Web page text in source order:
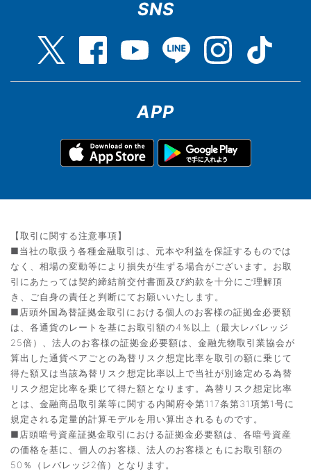
SNS
APP
【取引に関する注意事項】
■当社の取扱う各種金融取引は、元本や利益を保証するものでは
なく、相場の変動等により損失が生ずる場合がございます。お取
引にあたっては契約締結前交付書面及び約款を十分にご理解頂
き、ご自身の責任と判断にてお願いいたします。
■店頭外国為替証拠金取引における個人のお客様の証拠金必要額
は、各通貨のレートを基にお取引額の4％以上（最大レバレッジ
25倍）、法人のお客様の証拠金必要額は、金融先物取引業協会が
算出した通貨ペアごとの為替リスク想定比率を取引の額に乗じて
得た額又は当該為替リスク想定比率以上で当社が別途定める為替
リスク想定比率を乗じて得た額となります。為替リスク想定比率
とは、金融商品取引業等に関する内閣府令第117条第31項第1号に
規定される定量的計算モデルを用い算出されるものです。
■店頭暗号資産証拠金取引における証拠金必要額は、各暗号資産
の価格を基に、個人のお客様、法人のお客様ともにお取引額の
50％（レバレッジ2倍）となります。